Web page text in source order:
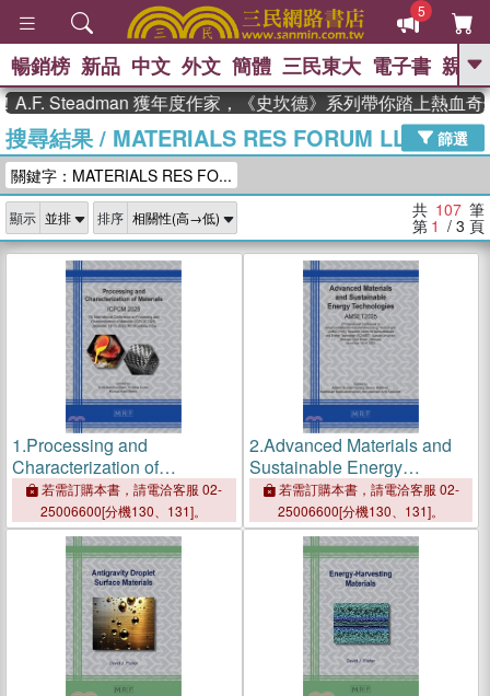
5
GO
熱搜： 東野圭吾 、 高希均教授回憶錄
、 The Odyssey 、 父親節 、 如果歷
史是一群喵
獎 臺灣漫遊錄 、 方念華 、 台灣的李
登輝時代
數學女孩：黎曼猜想 、
偉大的迷走神經
暢銷榜 新品 中文 外文 簡體 三民東大 電子書 親子
獲年度作家，《史坎德》系列帶你踏上熱血奇幻旅程
搜尋結果/ MATERIALS RES FORUM LLC
篩選
關鍵字：MATERIALS RES FO...
顯示 排序 共 107 筆
第 1 / 3 頁
1.Processing and
Characterization of
Materials: Icpcm 2025
若需訂購本書，請電洽客服 02-
25006600[分機130、131]。
2.Advanced Materials and
Sustainable Energy
Technologies: Amset2025
若需訂購本書，請電洽客服 02-
25006600[分機130、131]。